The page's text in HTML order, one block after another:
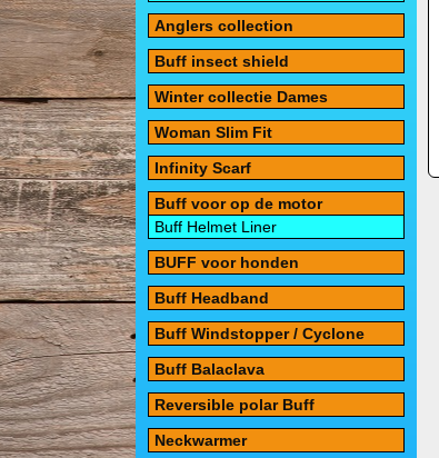
Anglers collection
Buff insect shield
Winter collectie Dames
Woman Slim Fit
Infinity Scarf
Buff voor op de motor
Buff Helmet Liner
BUFF voor honden
Buff Headband
Buff Windstopper / Cyclone
Buff Balaclava
Reversible polar Buff
Neckwarmer